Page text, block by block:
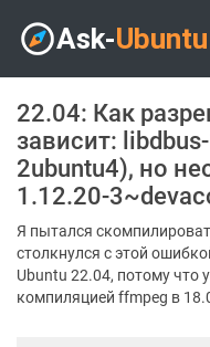
22.04: Как
зависит:
2ubuntu4), но
1.12.20-
Я пытался
столкнулся с этой
Ubuntu 22.04, потому что
компиляцией ffmpeg в